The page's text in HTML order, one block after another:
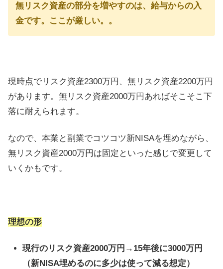
無リスク資産の部分を増やすのは、給与からの入
金です。ここが厳しい。。
現時点でリスク資産2300万円、無リスク資産2200万円
があります。無リスク資産2000万円あればそこそこ下
落に耐えられます。
なので、本業と副業でコツコツ新NISAを埋めながら、
無リスク資産2000万円は固定といった感じで変更して
いくかもです。
理想の形
現行のリスク資産2000万円→15年後に3000万円
（新NISA埋めるのに多少は使って減る想定）